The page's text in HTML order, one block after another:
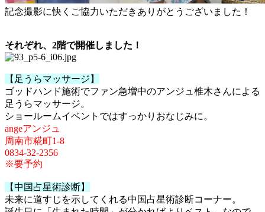
記念撮影に快くご協力いただきありがとうございました！
それぞれ、2階で開催しました！
【足うらマッサージ】
ゴッドハンド施術でファン急増中のアンジュ椎木さんによる
足うらマッサージ。
ショールームイベントではすっかりおなじみに。
angeアンジュ
周南市糀町1-8
0834-32-2356
※要予約
【中国占星術診断】
未来に道すじを示してくれる中国占星術診断コーナー。